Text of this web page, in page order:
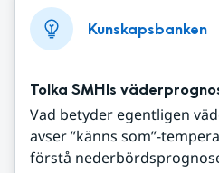
Kunskapsbanken
Tolka SMHIs
Vad betyder egentligen
avser ”känns som”-
förstå